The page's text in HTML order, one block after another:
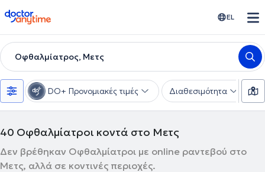
doctoranytime EL
Οφθαλμίατρος, Μετς
DO+ Προνομιακές τιμές Διαθεσιμότητα
40 Οφθαλμίατροι κοντά στο Μετς
Δεν βρέθηκαν Οφθαλμίατροι με online ραντεβού στο
Μετς, αλλά σε κοντινές περιοχές.